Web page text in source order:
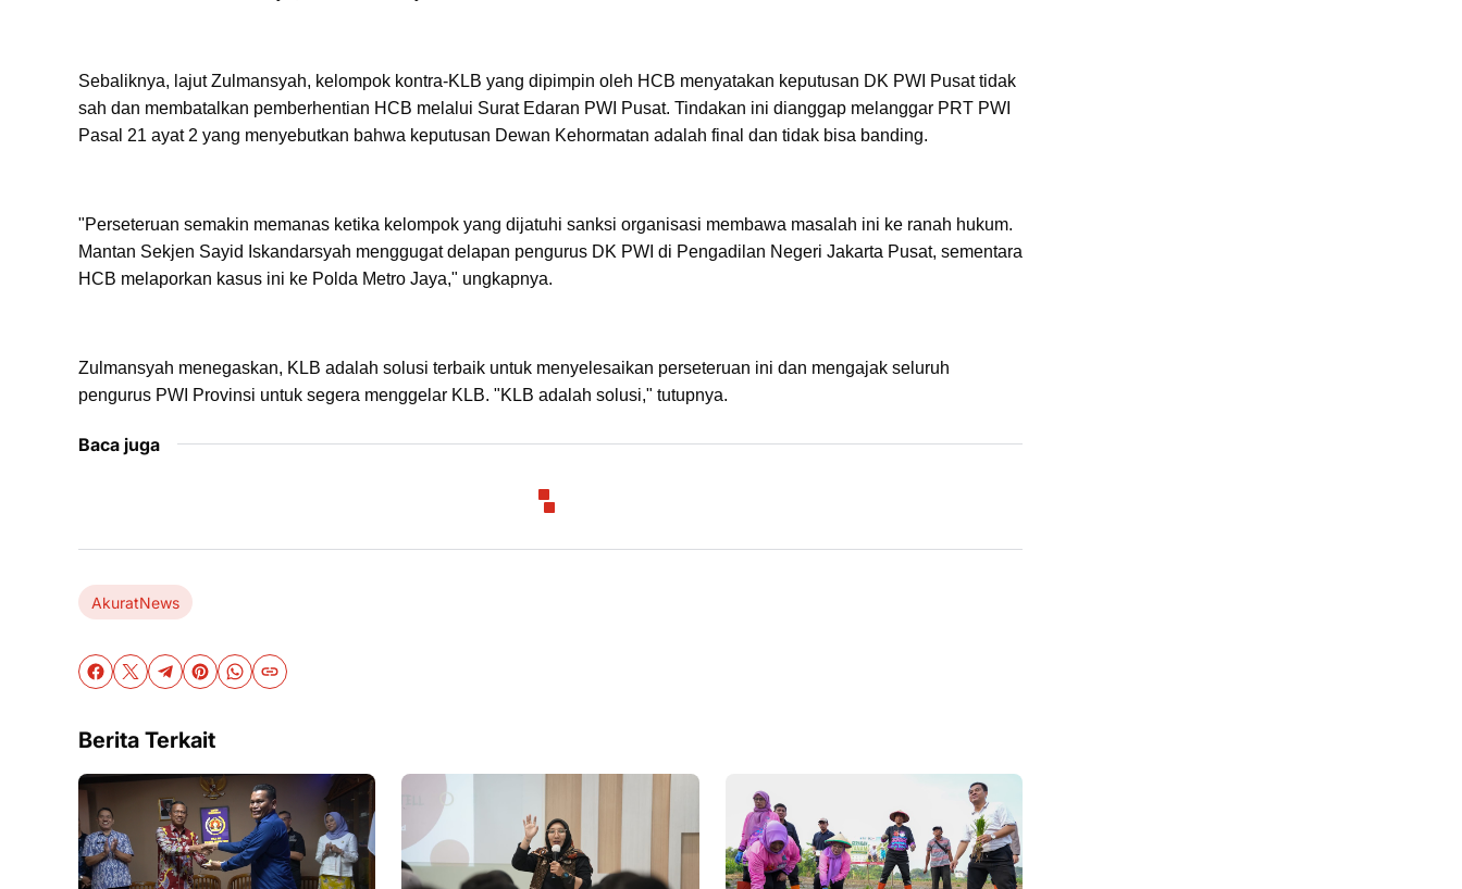
Sebaliknya, lajut Zulmansyah, kelompok kontra-KLB yang dipimpin oleh HCB menyatakan keputusan DK PWI Pusat tidak
sah dan membatalkan pemberhentian HCB melalui Surat Edaran PWI Pusat. Tindakan ini dianggap melanggar PRT PWI
Pasal 21 ayat 2 yang menyebutkan bahwa keputusan Dewan Kehormatan adalah final dan tidak bisa banding.
"Perseteruan semakin memanas ketika kelompok yang dijatuhi sanksi organisasi membawa masalah ini ke ranah hukum.
Mantan Sekjen Sayid Iskandarsyah menggugat delapan pengurus DK PWI di Pengadilan Negeri Jakarta Pusat, sementara
HCB melaporkan kasus ini ke Polda Metro Jaya," ungkapnya.
Zulmansyah menegaskan, KLB adalah solusi terbaik untuk menyelesaikan perseteruan ini dan mengajak seluruh
pengurus PWI Provinsi untuk segera menggelar KLB. "KLB adalah solusi," tutupnya.
Baca juga
AkuratNews
Berita Terkait